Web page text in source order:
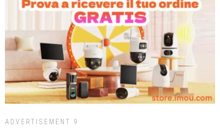
ADVERTISEMENT 9